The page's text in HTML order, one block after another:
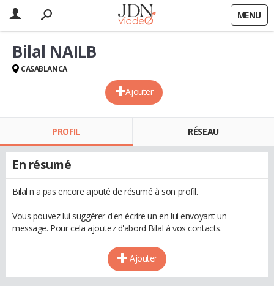
MENU
Ajouter
Bilal NAILB
CASABLANCA
PROFIL RÉSEAU
En résumé
Bilal n'a pas encore ajouté de résumé à son profil.
Vous pouvez lui suggérer d'en écrire un en lui envoyant un
message. Pour cela ajoutez d'abord Bilal à vos contacts.
Ajouter